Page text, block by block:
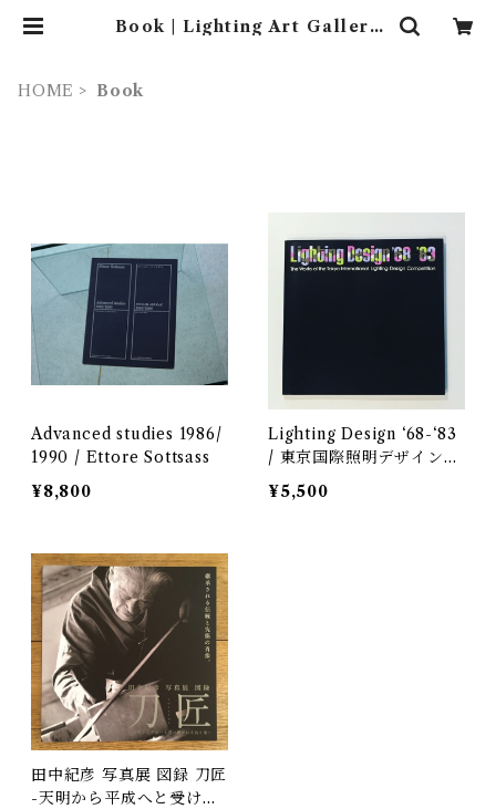
Book | Lighting Art Gallery
HOME Book
Advanced studies 1986/
1990 / Ettore Sottsass
¥8,800
Lighting Design ‘68-‘83
/ 東京国際照明デザインコ
ンペティション’68-‘83作
品集
¥5,500
田中紀彦 写真展 図録 刀匠
-天明から平成へと受け継